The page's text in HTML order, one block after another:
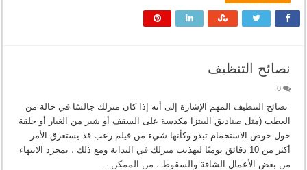
نصائح التنظيف
0
نصائح التنظيف المهم الإشارة إلى أنه إذا كان منزلك جالسًا في حالة من
العطب (مثل صناديق البيتزا مكدسة على السقف أو شبر من الغبار أو حلقة
حول حوض الاستحمام تبدو وكأنها شيء من فيلم رعب قد يستغرق الأمر
أكثر من 10 دقائق يوميًا لتهذيب منزلك في البداية ومع ذلك ، بمجرد الانتهاء
من بعض الأعمال الشاقة والسقوط ، من الممكن …